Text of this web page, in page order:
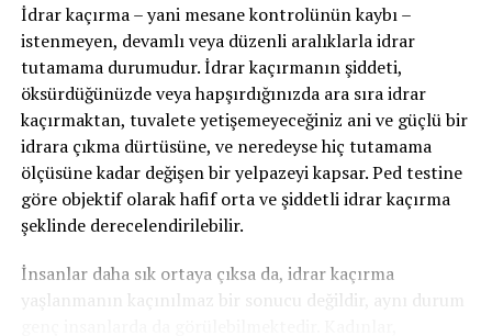
Dokularda protein birikimi (Amiloidoz)
Ateş
Yorgunluk
Kilo kaybı
Hastaların küçük bir bölümü ise hastalığın yayılımına
bağlı şikayetler ile başvururlar.
düşünülmektedir. Ancak bu görüş bilimsel olarak sağlam
temellere oturtulamamış olup aksini söyleyen yayınlar
da mevcuttur.
Sünnet her ne nedenle (dini,geleneksel, tıbbi) ya da
hangi şekilde (lokal ya da genel anestezi) yapılıyor olursa
olsun, sünnetin cerrahi bir işlem olduğu
unutulmamalıdır. Ameliyathane şartlarında
sterilizasyon koşullarının sağlandığı uygun
İdrar kaçırma – yani mesane kontrolünün kaybı –
istenmeyen, devamlı veya düzenli aralıklarla idrar
tutamama durumudur. İdrar kaçırmanın şiddeti,
öksürdüğünüzde veya hapşırdığınızda ara sıra idrar
kaçırmaktan, tuvalete yetişemeyeceğiniz ani ve güçlü bir
idrara çıkma dürtüsüne, ve neredeyse hiç tutamama
ölçüsüne kadar değişen bir yelpazeyi kapsar. Ped testine
göre objektif olarak hafif orta ve şiddetli idrar kaçırma
şeklinde derecelendirilebilir.
İnsanlar daha sık ortaya çıksa da, idrar kaçırma
yaşlanmanın kaçınılmaz bir sonucu değildir, aynı durum